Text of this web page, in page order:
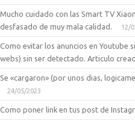
Mucho cuidado con las Smart TV
desfasado de muy mala calidad.
12/
Como evitar los anuncios en Youtube
webs) sin ser detectado. Articulo
Se «cargaron» (por unos dias,
24/05/2023
Como poner link en tus post de